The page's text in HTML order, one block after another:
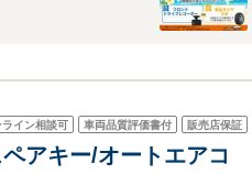
ライン相談可 車両品質評価書付 販売店保証
アキー/オートエアコ